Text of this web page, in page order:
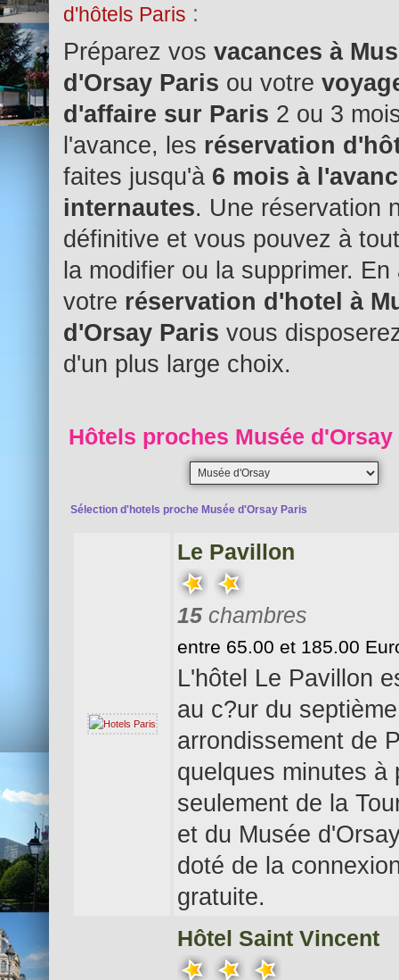
d'hôtels Paris :
Préparez vos vacances à
d'Orsay Paris ou votre
d'affaire sur Paris 2 ou 3
l'avance, les réservation
faites jusqu'à 6 mois à
internautes. Une réservation
définitive et vous pouvez à
la modifier ou la supprimer. En
votre réservation d'hotel à
d'Orsay Paris vous
d'un plus large choix.
Hôtels proches Musée d'Orsay
Sélection d'hotels proche Musée d'Orsay Paris
Le Pavillon
15 chambres
entre 65.00 et 185.00
L'hôtel Le Pavillon
au c?ur du septième
arrondissement de
quelques minutes à
seulement de la
et du Musée
doté de la
gratuite.
Hôtel Saint Vincent